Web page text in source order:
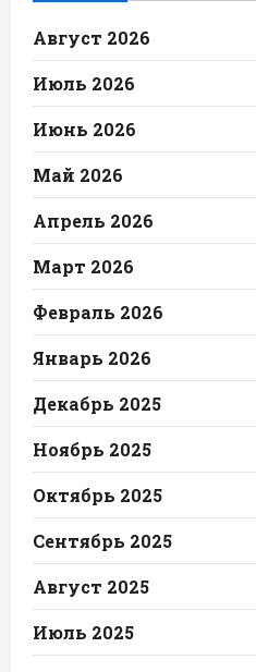
Август 2026
Июль 2026
Июнь 2026
Май 2026
Апрель 2026
Март 2026
Февраль 2026
Январь 2026
Декабрь 2025
Ноябрь 2025
Октябрь 2025
Сентябрь 2025
Август 2025
Июль 2025